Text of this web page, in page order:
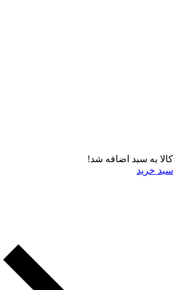
کالا به سبد اضافه شد!
سبد خرید